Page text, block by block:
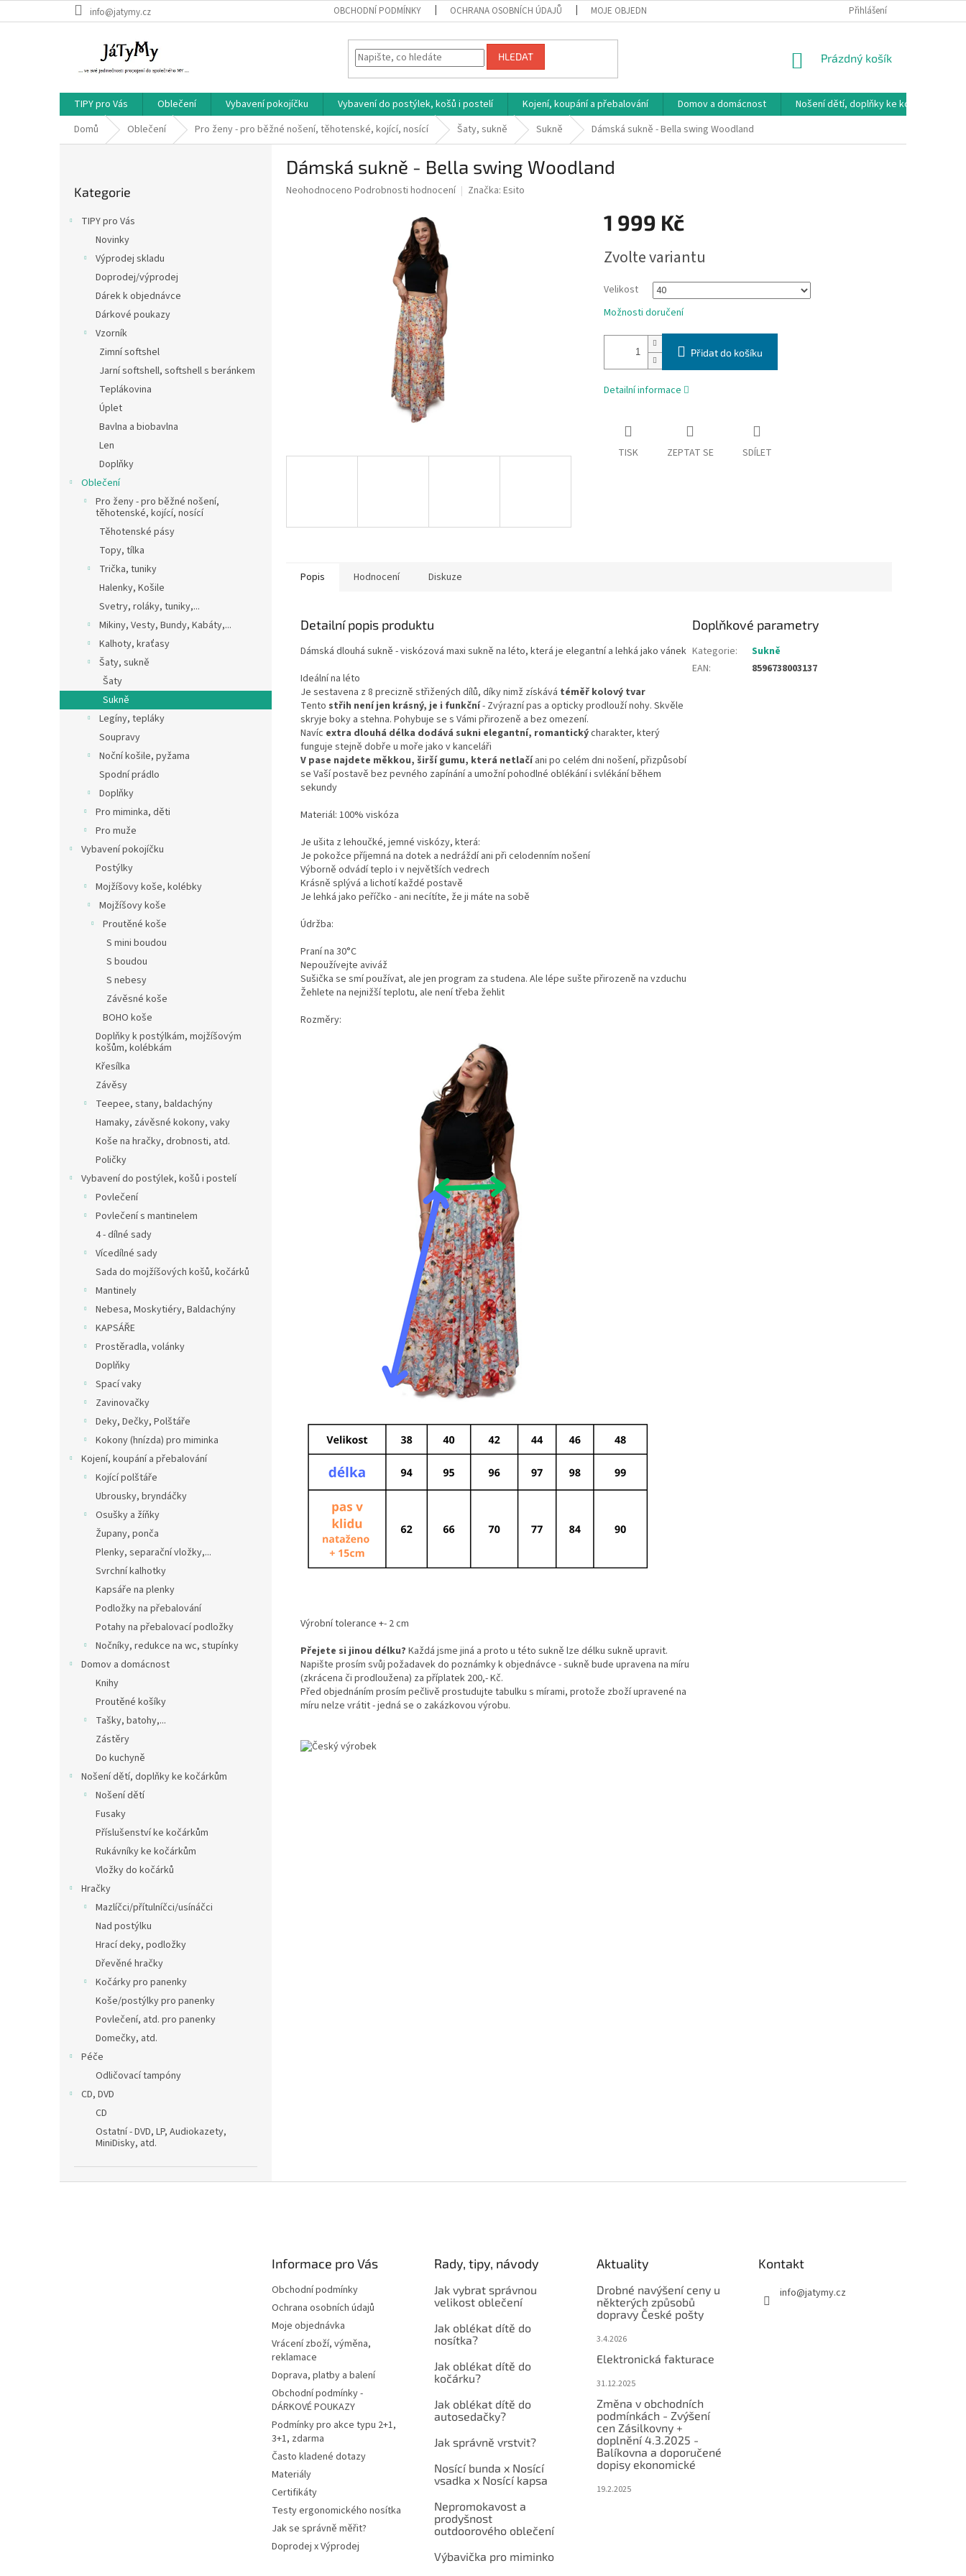
na
info@jatymy.cz OBCHODNÍ PODMÍNKY OCHRANA OSOBNÍCH ÚDAJŮ MOJE OBJEDNÁVKA DOPRAVA, PLATBY A
Přihlášení
HLEDAT
NÁKUPNÍ
Prázdný košík
TIPY pro Vás Oblečení Vybavení pokojíčku Vybavení do postýlek, košů i postelí Kojení, koupání a přebalování Domov a domácnost
Nošení dětí, doplňky ke kočárkům
Domů
Oblečení Pro ženy - pro běžné nošení, těhotenské, kojící, nosící Šaty, sukně Sukně Dámská sukně - Bella swing Woodland
kategorie
Kategorie
TIPY pro Vás
Novinky
Výprodej skladu
Doprodej/výprodej
Dárek k objednávce
Dárkové poukazy
Vzorník
Zimní softshel
Jarní softshell, softshell s beránkem
Teplákovina
Úplet
Bavlna a biobavlna
Len
Doplňky
Oblečení
Pro ženy - pro běžné nošení,
těhotenské, kojící, nosící
Těhotenské pásy
Topy, tílka
Trička, tuniky
Halenky, Košile
Svetry, roláky, tuniky,...
Mikiny, Vesty, Bundy, Kabáty,...
Kalhoty, kraťasy
Šaty, sukně
Šaty
Sukně
Legíny, tepláky
Soupravy
Noční košile, pyžama
Spodní prádlo
Doplňky
Pro miminka, děti
Pro muže
Vybavení pokojíčku
Postýlky
Mojžíšovy koše, kolébky
Mojžíšovy koše
Proutěné koše
S mini boudou
S boudou
S nebesy
Závěsné koše
BOHO koše
Doplňky k postýlkám, mojžíšovým
košům, kolébkám
Křesílka
Závěsy
Teepee, stany, baldachýny
Hamaky, závěsné kokony, vaky
Koše na hračky, drobnosti, atd.
Poličky
Vybavení do postýlek, košů i postelí
Povlečení
Povlečení s mantinelem
4 - dílné sady
Vícedílné sady
Sada do mojžíšových košů, kočárků
Mantinely
Nebesa, Moskytiéry, Baldachýny
KAPSÁŘE
Prostěradla, volánky
Doplňky
Spací vaky
Zavinovačky
Deky, Dečky, Polštáře
Kokony (hnízda) pro miminka
Kojení, koupání a přebalování
Kojící polštáře
Ubrousky, bryndáčky
Osušky a žíňky
Župany, ponča
Plenky, separační vložky,...
Svrchní kalhotky
Kapsáře na plenky
Podložky na přebalování
Potahy na přebalovací podložky
Nočníky, redukce na wc, stupínky
Domov a domácnost
Knihy
Proutěné košíky
Tašky, batohy,...
Zástěry
Do kuchyně
Nošení dětí, doplňky ke kočárkům
Nošení dětí
Fusaky
Příslušenství ke kočárkům
Rukávníky ke kočárkům
Vložky do kočárků
Hračky
Mazlíčci/přítulníčci/usínáčci
Nad postýlku
Hrací deky, podložky
Dřevěné hračky
Kočárky pro panenky
Koše/postýlky pro panenky
Povlečení, atd. pro panenky
Domečky, atd.
Péče
Odličovací tampóny
CD, DVD
CD
Ostatní - DVD, LP, Audiokazety,
MiniDisky, atd.
Dámská sukně - Bella swing Woodland
Průměrné
Neohodnoceno Podrobnosti hodnocení Značka: Esito
1 999 Kč
cena:
Zvolte variantu
Velikost
Možnosti doručení
Přidat do košíku
Detailní informace
TISK ZEPTAT SE SDÍLET
Popis Hodnocení Diskuze
Detailní popis produktu
Dámská dlouhá sukně - viskózová maxi sukně na léto, která je elegantní a lehká jako vánek
Ideální na léto
Je sestavena z 8 precizně střižených dílů, díky nimž získává téměř kolový tvar
Tento střih není jen krásný, je i funkční- Zvýrazní pas a opticky prodlouží nohy. Skvěle
skryje boky a stehna. Pohybuje se s Vámi přirozeně a bez omezení.
Navíc extra dlouhá délka dodává sukni elegantní, romantickýcharakter, který
funguje stejně dobře u moře jako v kanceláři
V pase najdete měkkou, širší gumu, která netlačíani po celém dni nošení, přizpůsobí
se Vaší postavě bez pevného zapínání a umožní pohodlné oblékání i svlékání během
sekundy
Materiál: 100% viskóza
Je ušita z lehoučké, jemné viskózy, která:
Je pokožce příjemná na dotek a nedráždí ani při celodenním nošení
Výborně odvádí teplo i v největších vedrech
Krásně splývá a lichotí každé postavě
Je lehká jako peříčko - ani necítíte, že ji máte na sobě
Údržba:
Praní na 30°C
Nepoužívejte aviváž
Sušička se smí používat, ale jen program za studena. Ale lépe sušte přirozeně na vzduchu
Žehlete na nejnižší teplotu, ale není třeba žehlit
Rozměry:
Výrobní tolerance +- 2 cm
Přejete si jinou délku? Každá jsme jiná a proto u této sukně lze délku sukně upravit.
Napište prosím svůj požadavek do poznámky k objednávce - sukně bude upravena na míru
(zkrácena či prodloužena) za příplatek 200,- Kč.
Před objednáním prosím pečlivě prostudujte tabulku s mírami, protože zboží upravené na
míru nelze vrátit - jedná se o zakázkovou výrobu.
Doplňkové parametry
Kategorie:
Sukně
EAN: 8596738003137
Informace pro Vás
Obchodní podmínky
Ochrana osobních údajů
Moje objednávka
Vrácení zboží, výměna,
reklamace
Doprava, platby a balení
Obchodní podmínky -
DÁRKOVÉ POUKAZY
Podmínky pro akce typu 2+1,
3+1, zdarma
Často kladené dotazy
Materiály
Certifikáty
Testy ergonomického nosítka
Jak se správně měřit?
Doprodej x Výprodej
Rady, tipy, návody
Jak vybrat správnou
velikost oblečení
Jak oblékat dítě do
nosítka?
Jak oblékat dítě do
kočárku?
Jak oblékat dítě do
autosedačky?
Jak správně vrstvit?
Nosící bunda x Nosící
vsadka x Nosící kapsa
Nepromokavost a
prodyšnost
outdoorového oblečení
Výbavička pro miminko
Aktuality
Drobné navýšení ceny u
některých způsobů
dopravy České pošty
3.4.2026
Elektronická fakturace
31.12.2025
Změna v obchodních
podmínkách - Zvýšení
cen Zásilkovny +
doplnění 4.3.2025 -
Balíkovna a doporučené
dopisy ekonomické
19.2.2025
Kontakt
info@jatymy.cz